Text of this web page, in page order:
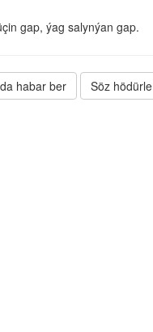
gap, ýag salynýan gap.
habar ber Söz hödürle